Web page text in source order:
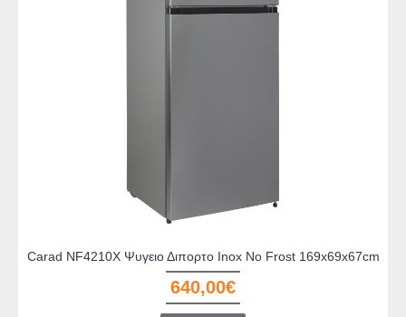
Carad NF4210X Ψυγειο Διπορτο Inox No Frost 169x69x67cm
640,00€